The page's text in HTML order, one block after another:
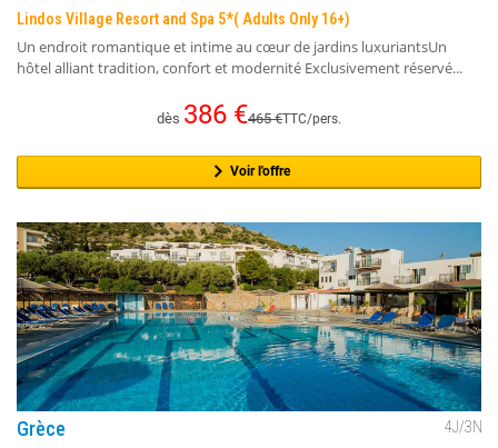
Lindos Village Resort and Spa 5*( Adults Only 16+)
Un endroit romantique et intime au cœur de jardins luxuriantsUn
hôtel alliant tradition, confort et modernité Exclusivement réservé...
dès 386 €465€TTC/pers.
Voir l'offre
Grèce 4J/3N